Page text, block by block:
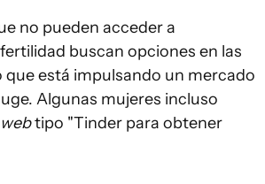
no pueden acceder a
buscan opciones en las
que está impulsando un mercado
Algunas mujeres incluso
webtipo "Tinder para obtener